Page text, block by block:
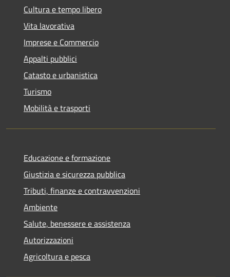
Cultura e tempo libero
Vita lavorativa
Imprese e Commercio
Appalti pubblici
Catasto e urbanistica
Turismo
Mobilità e trasporti
Educazione e formazione
Giustizia e sicurezza pubblica
Tributi, finanze e contravvenzioni
Ambiente
Salute, benessere e assistenza
Autorizzazioni
Agricoltura e pesca